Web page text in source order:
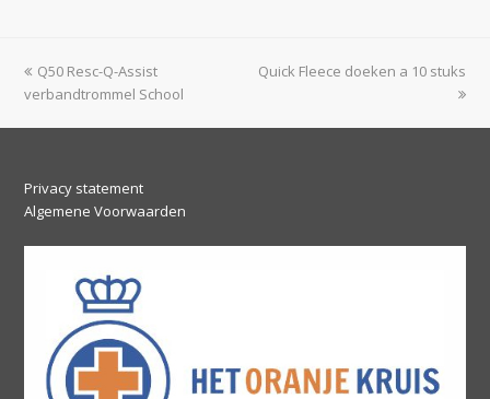
previous
post:
Q50 Resc-Q-Assist
verbandtrommel School
next
Quick Fleece doeken a 10 stuks
Privacy statement
Algemene Voorwaarden